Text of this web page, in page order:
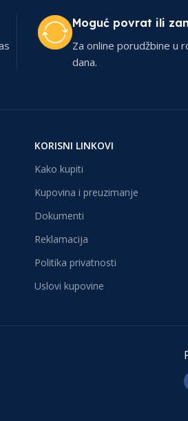
Moguć povrat ili
Za online porudžbine u
dana.
KORISNI LINKOVI
Kako kupiti
Kupovina i preuzimanje
Dokumenti
Reklamacija
Politika privatnosti
Uslovi kupovine